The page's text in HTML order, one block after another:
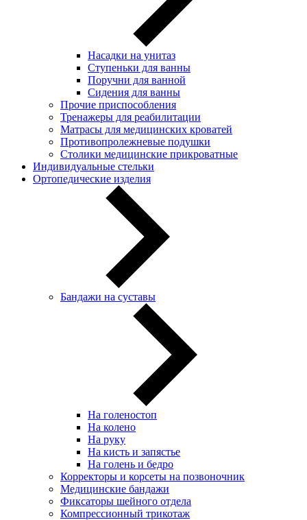
Насадки на унитаз
Ступеньки для ванны
Поручни для ванной
Сидения для ванны
Прочие приспособления
Тренажеры для реабилитации
Матрасы для медицинских кроватей
Противопролежневые подушки
Столики медицинские прикроватные
Индивидуальные стельки
Ортопедические изделия
Бандажи на суставы
На голеностоп
На колено
На руку
На кисть и запястье
На голень и бедро
Корректоры и корсеты на позвоночник
Медицинские бандажи
Фиксаторы шейного отдела
Компрессионный трикотаж